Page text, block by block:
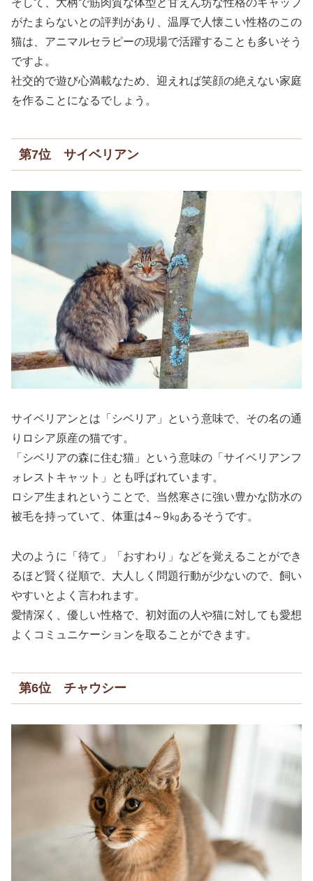
そして、大柄で筋肉質な体型と甘えん坊な性格のギャップ
がたまらないとの評判があり、温厚で人懐こい性格のこの
猫は、アニマルセラピーの現場で活躍することも多いそう
ですよ。
社交的で遊び心満載なため、迎えれば笑顔の絶えない家庭
を作ることになるでしょう。
第7位 サイベリアン
サイベリアンとは「シベリア」という意味で、その名の通
りロシア原産の猫です。
「シベリアの森に住む猫」という意味の「サイベリアンフ
ォレストキャット」とも呼ばれています。
ロシア生まれということで、当然寒さに強い豊かな防水の
被毛を持っていて、体重は4～9㎏あるそうです。
犬のように「待て」「おすわり」などを覚えることができ
るほど賢く従順で、大人しく問題行動が少ないので、飼い
やすいとよく言われます。
愛情深く、優しい性格で、初対面の人や猫に対しても愛想
よくコミュニケーションを取ることができます。
第6位 チャウシー